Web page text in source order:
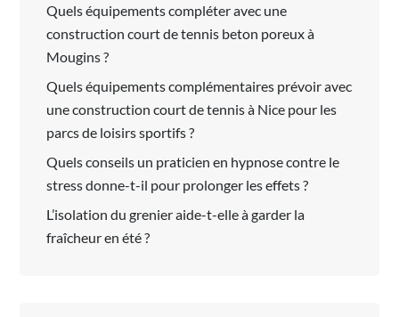
Quels équipements compléter avec une
construction court de tennis beton poreux à
Mougins ?
Quels équipements complémentaires prévoir avec
une construction court de tennis à Nice pour les
parcs de loisirs sportifs ?
Quels conseils un praticien en hypnose contre le
stress donne-t-il pour prolonger les effets ?
L’isolation du grenier aide-t-elle à garder la
fraîcheur en été ?